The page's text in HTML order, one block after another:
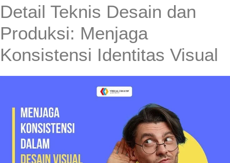
Detail Teknis Desain dan
Produksi: Menjaga
Konsistensi Identitas Visual